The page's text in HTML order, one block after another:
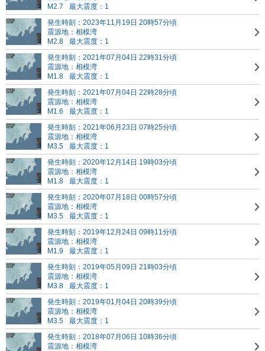
M2.7
最大震度：1
発生時刻：2023年11月19日 20時57分頃
震源地：相模湾
M2.8
最大震度：1
発生時刻：2021年07月04日 22時31分頃
震源地：相模湾
M1.8
最大震度：1
発生時刻：2021年07月04日 22時28分頃
震源地：相模湾
M1.6
最大震度：1
発生時刻：2021年06月23日 07時25分頃
震源地：相模湾
M3.5
最大震度：1
発生時刻：2020年12月14日 19時03分頃
震源地：相模湾
M1.8
最大震度：1
発生時刻：2020年07月18日 00時57分頃
震源地：相模湾
M3.5
最大震度：1
発生時刻：2019年12月24日 09時11分頃
震源地：相模湾
M1.9
最大震度：1
発生時刻：2019年05月09日 21時03分頃
震源地：相模湾
M3.8
最大震度：1
発生時刻：2019年01月04日 20時39分頃
震源地：相模湾
M3.5
最大震度：1
発生時刻：2018年07月06日 10時36分頃
震源地：相模湾